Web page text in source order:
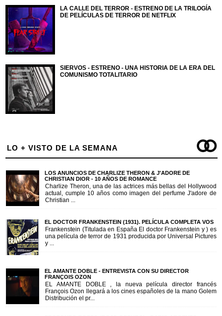
LA CALLE DEL TERROR - ESTRENO DE LA TRILOGÍA
DE PELÍCULAS DE TERROR DE NETFLIX
SIERVOS - ESTRENO - UNA HISTORIA DE LA ERA DEL
COMUNISMO TOTALITARIO
LO + VISTO DE LA SEMANA
LOS ANUNCIOS DE CHARLIZE THERON & J'ADORE DE
CHRISTIAN DIOR - 10 AÑOS DE ROMANCE
Charlize Theron, una de las actrices más bellas del Hollywood
actual, cumple 10 años como imagen del perfume J'adore de
Christian ...
EL DOCTOR FRANKENSTEIN (1931). PELÍCULA COMPLETA VOS
Frankenstein (Titulada en España El doctor Frankenstein y ) es
una película de terror de 1931 producida por Universal Pictures
y ...
EL AMANTE DOBLE - ENTREVISTA CON SU DIRECTOR
FRANÇOIS OZON
EL AMANTE DOBLE , la nueva película director francés
François Ozon llegará a los cines españoles de la mano Golem
Distribución el pr...